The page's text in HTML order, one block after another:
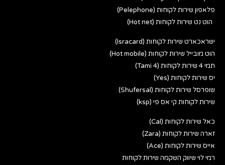
פלאפון שירות לקוחות (Pelephone)
הוט נט שירות לקוחות (Hot net)
ישראכארט שירות לקוחות (Isracard)
הוט מובייל שירות לקוחות (Hot mobile)
תמי 4 שירות לקוחות (Tami 4)
יס שירות לקוחות (Yes)
שופרסל שירות לקוחות (Shufersal)
שירות לקוחות קי אס פי (ksp)
כאל שירות לקוחות (Cal)
זארה שירות לקוחות (Zara)
אייס שירות לקוחות (Ace)
רמי לוי שיווק השקמה שירות לקוחות